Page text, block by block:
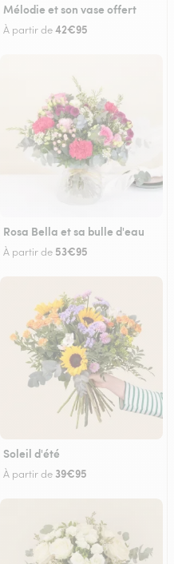
Mélodie et son vase offert
À partir de42€95
Rosa Bella et sa bulle d'eau
À partir de 53€95
Soleil d'été
À partir de 39€95